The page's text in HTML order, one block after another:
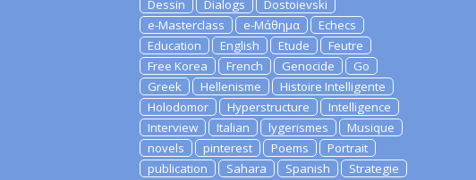
Dessin
Dialogs
Dostoievski
e-Masterclass
e-Μάθημα
Echecs
Education
English Etude
Feutre
Free Korea
French Genocide
Go
Greek
Hellenisme
Histoire Intelligente
Holodomor
Hyperstructure
Intelligence
Interview
Italian lygerismes
Musique
novels
pinterest Poems
Portrait
publication
Sahara Spanish
Strategie